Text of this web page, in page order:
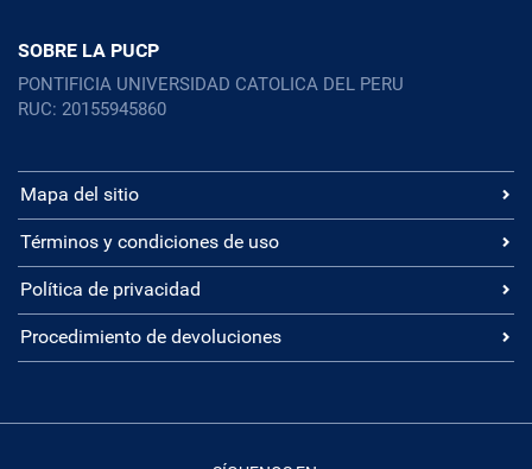
SOBRE LA PUCP
PONTIFICIA UNIVERSIDAD CATOLICA DEL PERU
RUC: 20155945860
Mapa del sitio
Términos y condiciones de uso
Política de privacidad
Procedimiento de devoluciones